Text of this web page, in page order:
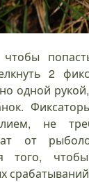
попасть
2
одной
не
от
того,